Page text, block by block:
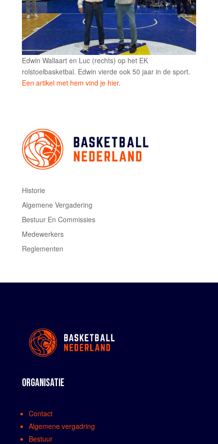
Edwin Wallaart en Luc (rechts) op het EK
rolstoelbasketbal. Edwin vierde ook 50 jaar in de sport.
Een artikel met hem vind je hier.
Historie
Algemene Vergadering
Bestuur En Commissies
Medewerkers
Reglementen
ORGANISATIE
Contact
Algemene vergadring
Bestuur